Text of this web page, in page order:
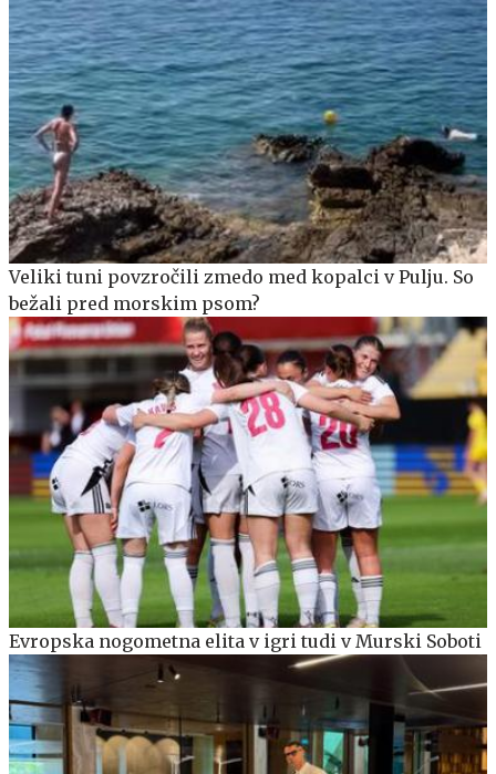
Veliki tuni povzročili zmedo med kopalci v Pulju. So
bežali pred morskim psom?
Evropska nogometna elita v igri tudi v Murski Soboti